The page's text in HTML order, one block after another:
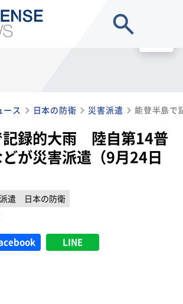
ース 日本の防衛 災害派遣
記録的大雨 陸自第14普
が災害派遣（9月24日
遣
日本の防衛
LINE